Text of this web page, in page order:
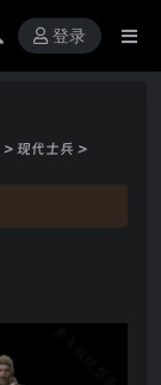
登录
> 现代士兵 >